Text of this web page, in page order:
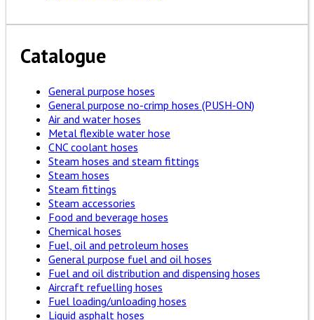
Catalogue
General purpose hoses
General purpose no-crimp hoses (PUSH-ON)
Air and water hoses
Metal flexible water hose
CNC coolant hoses
Steam hoses and steam fittings
Steam hoses
Steam fittings
Steam accessories
Food and beverage hoses
Chemical hoses
Fuel, oil and petroleum hoses
General purpose fuel and oil hoses
Fuel and oil distribution and dispensing hoses
Aircraft refuelling hoses
Fuel loading/unloading hoses
Liquid asphalt hoses